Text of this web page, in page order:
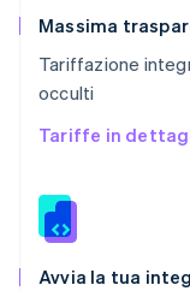
Massima
Tariffazione
occulti
Tariffe in
Avvia la tua
English
English
Romania
English
Slovacchia
Slovenia
English Italiano